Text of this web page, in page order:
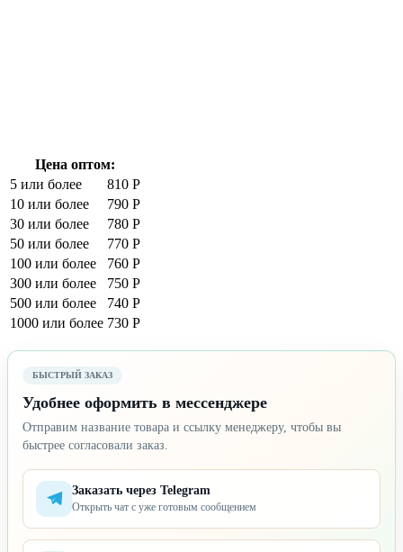
Цена оптом:
5 или более
810 Р
10 или более
790 Р
30 или более
780 Р
50 или более
770 Р
100 или более
760 Р
300 или более
750 Р
500 или более
740 Р
1000 или более 730 Р
БЫСТРЫЙ ЗАКАЗ
Удобнее оформить в мессенджере
Отправим название товара и ссылку менеджеру, чтобы вы
быстрее согласовали заказ.
Заказать через Telegram
Открыть чат с уже готовым сообщением